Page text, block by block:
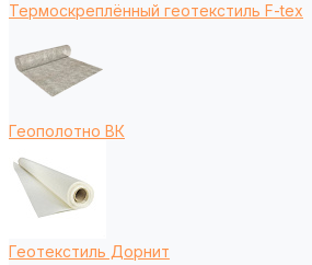
Термоскреплённый геотекстиль F-tex
Геополотно ВК
Геотекстиль Дорнит